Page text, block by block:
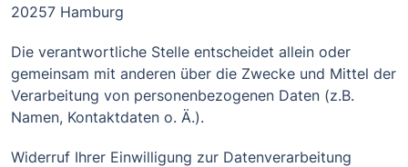
20257 Hamburg
Die verantwortliche Stelle entscheidet allein oder
gemeinsam mit anderen über die Zwecke und Mittel der
Verarbeitung von personenbezogenen Daten (z.B.
Namen, Kontaktdaten o. Ä.).
Widerruf Ihrer Einwilligung zur Datenverarbeitung